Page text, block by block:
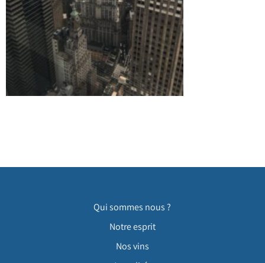
Qui sommes nous ?
Notre esprit
Nos vins